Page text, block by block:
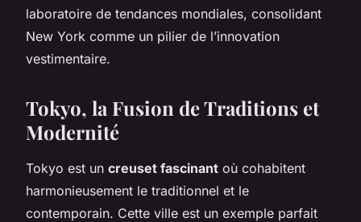
laboratoire de tendances mondiales, consolidant
New York comme un pilier de l’innovation
vestimentaire.
Tokyo, la Fusion de Traditions et
Modernité
Tokyo est un creuset fascinant où cohabitent
harmonieusement le traditionnel et le
contemporain. Cette ville est un exemple parfait